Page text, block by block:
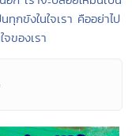
กขังในใจเรา คืออย่าไป
ของเรา